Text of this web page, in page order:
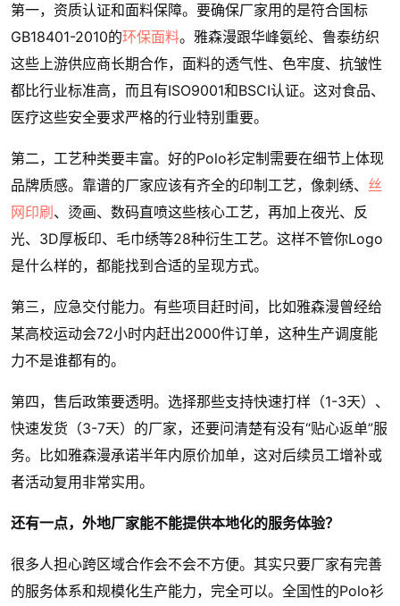
第一，资质认证和面料保障。要确保厂家用的是符合国标
GB18401-2010的环保面料。雅森漫跟华峰氨纶、鲁泰纺织
这些上游供应商长期合作，面料的透气性、色牢度、抗皱性
都比行业标准高，而且有ISO9001和BSCI认证。这对食品、
医疗这些安全要求严格的行业特别重要。
第二，工艺种类要丰富。好的Polo衫定制需要在细节上体现
品牌质感。靠谱的厂家应该有齐全的印制工艺，像刺绣、 丝
网印刷 、烫画、数码直喷这些核心工艺，再加上夜光、反
光、3D厚板印、毛巾绣等28种衍生工艺。这样不管你Logo
是什么样的，都能找到合适的呈现方式。
第三，应急交付能力。有些项目赶时间，比如雅森漫曾经给
某高校运动会72小时内赶出2000件订单，这种生产调度能
力不是谁都有的。
第四，售后政策要透明。选择那些支持快速打样（1-3天）、
快速发货（3-7天）的厂家，还要问清楚有没有“贴心返单”服
务。比如雅森漫承诺半年内原价加单，这对后续员工增补或
者活动复用非常实用。
还有一点，外地厂家能不能提供本地化的服务体验？
很多人担心跨区域合作会不会不方便。其实只要厂家有完善
的服务体系和规模化生产能力，完全可以。全国性的Polo衫